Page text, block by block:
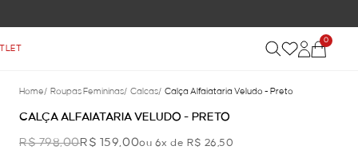
0
Home/ Roupas Femininas/ Calcas/ Calça Alfaiataria Veludo - Preto
CALÇA ALFAIATARIA VELUDO - PRETO
R$ 798,00R$ 159,00ou 6x de R$ 26,50